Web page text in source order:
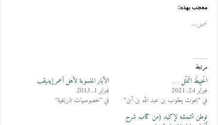
معجب بهذه:
تحميل...
مرتبط
اخْبِيطْ اتْمَتْلِ …
فبراير 24, 2021
في "بحوث يعقوب بن عبد الله بن أبن"
الآبار المنسوبة لأهل أعمر إيديقب
فبراير 1, 2013
في "خصوصيات تاريخية"
توطن تشمشه لإكيد (من كتاب شرح